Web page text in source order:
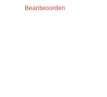
Beantwoorden